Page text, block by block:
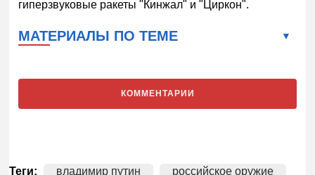
гиперзвуковые ракеты "Кинжал" и "Циркон".
МАТЕРИАЛЫ ПО ТЕМЕ
КОММЕНТАРИИ
Теги: владимир путин российское оружие